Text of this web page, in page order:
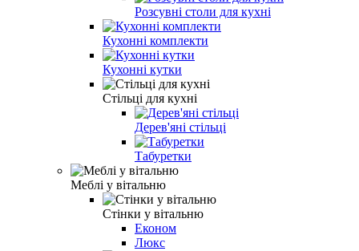
Розсувні столи для кухні
Кухонні комплекти
Кухонні кутки
Стільці для кухні
Дерев'яні стільці
Табуретки
Меблі у вітальню
Стінки у вітальню
Економ
Люкс